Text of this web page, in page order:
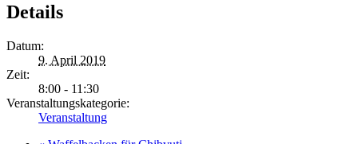
Details
Datum:
9. April 2019
Zeit:
8:00 - 11:30
Veranstaltungskategorie:
Veranstaltung